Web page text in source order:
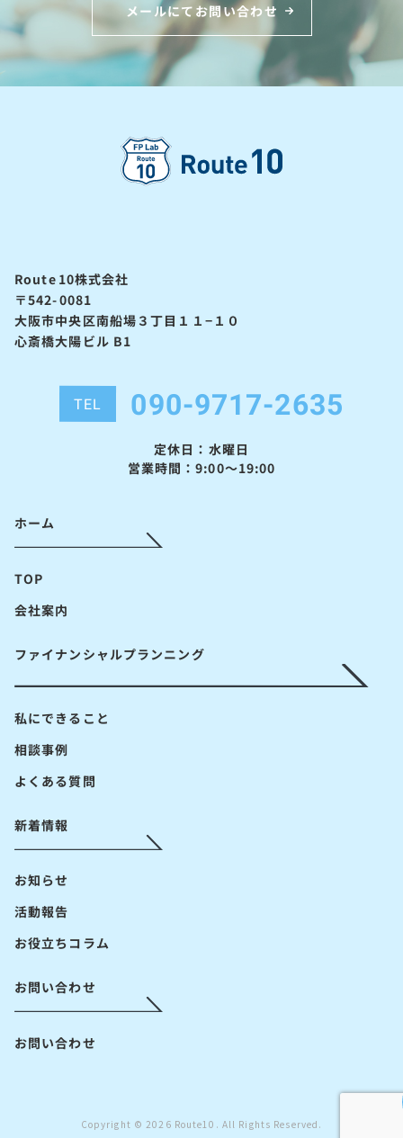
メールにてお問い合わせ
Route10株式会社
〒542-0081
大阪市中央区南船場３丁目１１−１０
心斎橋大陽ビル B1
TEL 090-9717-2635
定休日：水曜日
営業時間：9:00～19:00
ホーム
TOP
会社案内
ファイナンシャルプランニング
私にできること
相談事例
よくある質問
新着情報
お知らせ
活動報告
お役立ちコラム
お問い合わせ
お問い合わせ
Copyright © 2026 Route10. All Rights Reserved.